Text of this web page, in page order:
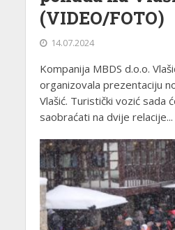
(VIDEO/FOTO)
14.07.2024
Kompanija MBDS d.o.o.
organizovala prezentaciju
Vlašić. Turistički vozić sada
saobraćati na dvije relacije...